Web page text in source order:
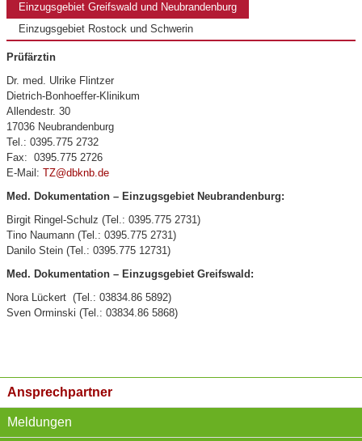
Einzugsgebiet Greifswald und Neubrandenburg
Einzugsgebiet Rostock und Schwerin
Prüfärztin
Dr. med. Ulrike Flintzer
Dietrich-Bonhoeffer-Klinikum
Allendestr. 30
17036 Neubrandenburg
Tel.: 0395.775 2732
Fax: 0395.775 2726
E-Mail: TZ@dbknb.de
Med. Dokumentation – Einzugsgebiet Neubrandenburg:
Birgit Ringel-Schulz (Tel.: 0395.775 2731)
Tino Naumann (Tel.: 0395.775 2731)
Danilo Stein (Tel.: 0395.775 12731)
Med. Dokumentation – Einzugsgebiet Greifswald:
Nora Lückert (Tel.: 03834.86 5892)
Sven Orminski (Tel.: 03834.86 5868)
Ansprechpartner
Meldungen